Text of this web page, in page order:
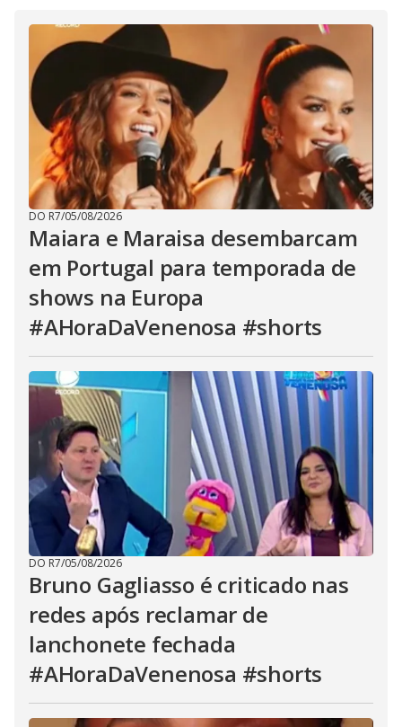
DO R7/05/08/2026
Maiara e Maraisa desembarcam
em Portugal para temporada de
shows na Europa
#AHoraDaVenenosa #shorts
DO R7/05/08/2026
Bruno Gagliasso é criticado nas
redes após reclamar de
lanchonete fechada
#AHoraDaVenenosa #shorts